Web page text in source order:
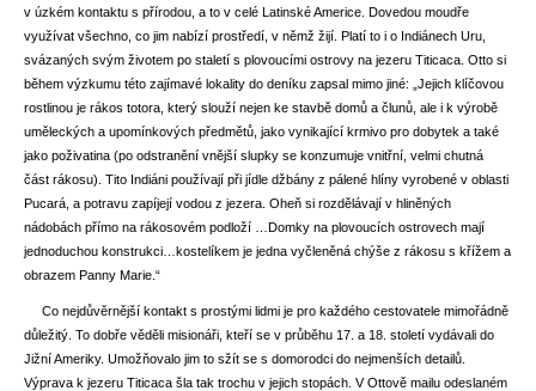
v úzkém kontaktu s přírodou, a to v celé Latinské Americe. Dovedou moudře
využívat všechno, co jim nabízí prostředí, v němž žijí. Platí to i o Indiánech Uru,
svázaných svým životem po staletí s plovoucími ostrovy na jezeru Titicaca. Otto si
během výzkumu této zajímavé lokality do deníku zapsal mimo jiné: „Jejich klíčovou
rostlinou je rákos totora, který slouží nejen ke stavbě domů a člunů, ale i k výrobě
uměleckých a upomínkových předmětů, jako vynikající krmivo pro dobytek a také
jako poživatina (po odstranění vnější slupky se konzumuje vnitřní, velmi chutná
část rákosu). Tito Indiáni používají při jídle džbány z pálené hlíny vyrobené v oblasti
Pucará, a potravu zapíjejí vodou z jezera. Oheň si rozdělávají v hliněných
nádobách přímo na rákosovém podloží …Domky na plovoucích ostrovech mají
jednoduchou konstrukci…kostelíkem je jedna vyčleněná chýše z rákosu s křížem a
obrazem Panny Marie.“
Co nejdůvěrnější kontakt s prostými lidmi je pro každého cestovatele mimořádně
důležitý. To dobře věděli misionáři, kteří se v průběhu 17. a 18. století vydávali do
Jižní Ameriky. Umožňovalo jim to sžít se s domorodci do nejmenších detailů.
Výprava k jezeru Titicaca šla tak trochu v jejich stopách. V Ottově mailu odeslaném